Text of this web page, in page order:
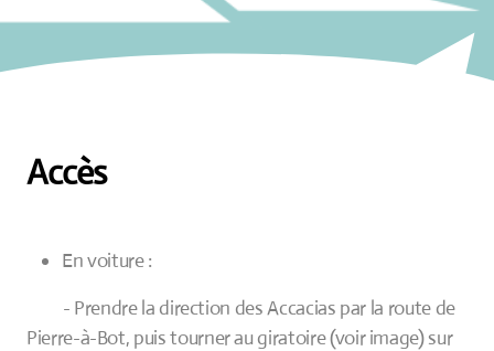
Accès
En voiture :
- Prendre la direction des Accacias par la route de
Pierre-à-Bot, puis tourner au giratoire (voir image) sur